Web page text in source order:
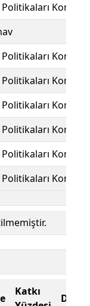
Konuları
Konuları
Konuları
Konuları
Konuları
Konuları
Konuları
Katkı